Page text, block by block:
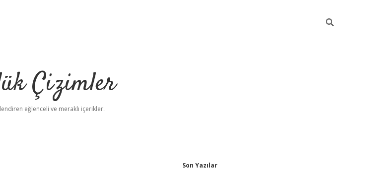
Çizimler
eğlenceli ve meraklı içerikler.
Son Yazılar
elexbet yeni giriş